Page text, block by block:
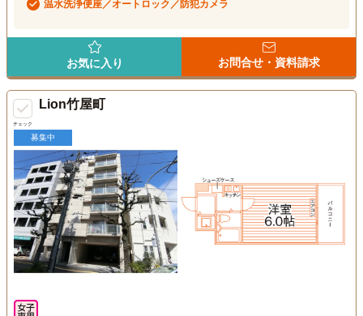
温水洗浄便座／オートロック／防犯カメラ
お気に入り お問合せ・資料請求
チェック
Lion竹屋町
募集中